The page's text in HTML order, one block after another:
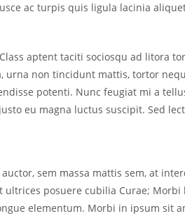
ac turpis quis ligula lacinia
aptent taciti sociosqu ad litora
urna non tincidunt mattis, tortor
potenti. Nunc feugiat mi a
eu magna luctus suscipit. Sed
sem massa mattis sem, at
posuere cubilia Curae;
elementum. Morbi in ipsum sit